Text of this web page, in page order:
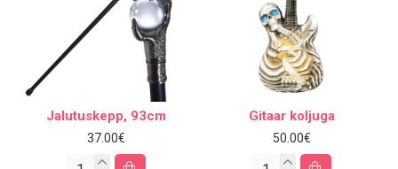
Jalutuskepp, 93cm
37.00€
Gitaar koljuga
50.00€